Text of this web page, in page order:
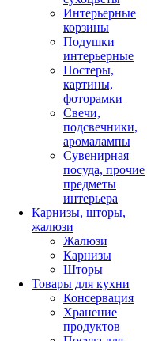
Интерьерные
корзины
Подушки
интерьерные
Постеры,
картины,
фоторамки
Свечи,
подсвечники,
аромалампы
Сувенирная
посуда, прочие
предметы
интерьера
Карнизы, шторы,
жалюзи
Жалюзи
Карнизы
Шторы
Товары для кухни
Консервация
Хранение
продуктов